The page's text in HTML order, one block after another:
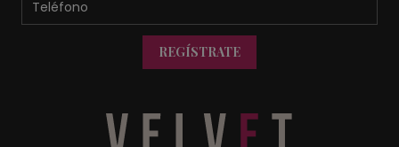
REGÍSTRATE